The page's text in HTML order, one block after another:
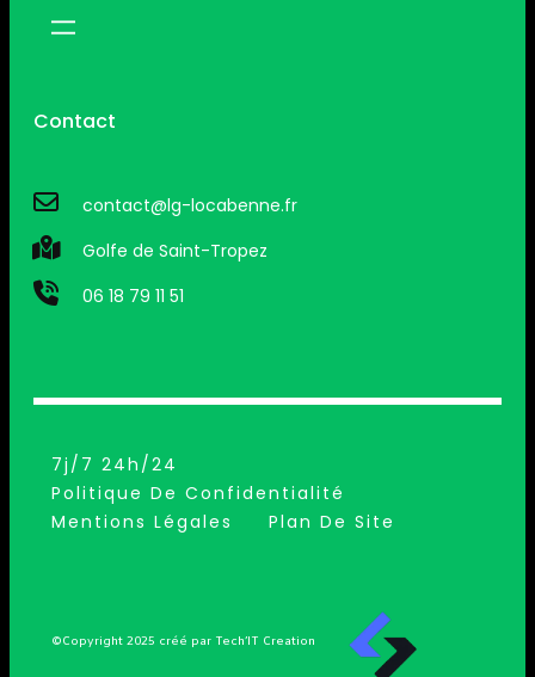
Contact
contact@lg-locabenne.fr
Golfe de Saint-Tropez
06 18 79 11 51
7j/7 24h/24
Politique De Confidentialité
Mentions Légales
Plan De Site
©Copyright 2025 créé par Tech’IT Creation